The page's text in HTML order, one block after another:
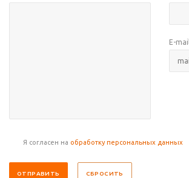
E-mail
Я согласен на обработку персональных данных
СБРОСИТЬ